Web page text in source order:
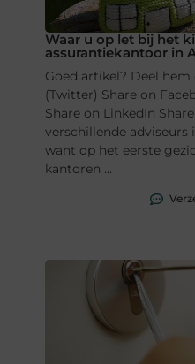
Waar u op let bij het
assurantiekantoor in
Goed artikel? Deel hem
(Twitter) Share on
Share on LinkedIn
verschillende
want op het eerste
kantoren ...